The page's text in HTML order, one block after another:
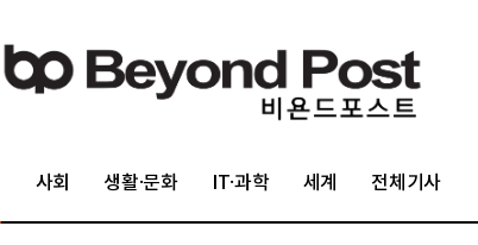
사회 생활·문화 IT·과학 세계 전체기사